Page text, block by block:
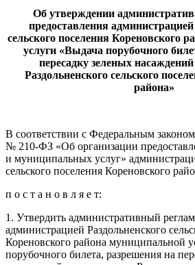
Об утверждении
предоставления администрацией
сельского поселения Кореновского
услуги «Выдача порубочного
пересадку зеленых
Раздольненского сельского
района»
В соответствии с Федеральным
№ 210-ФЗ «Об организации
и муниципальных услуг»
сельского поселения Кореновского
п о с т а н о в л я е т:
1. Утвердить административный
администрацией Раздольненского
Кореновского района муниципальной
порубочного билета, разрешения на